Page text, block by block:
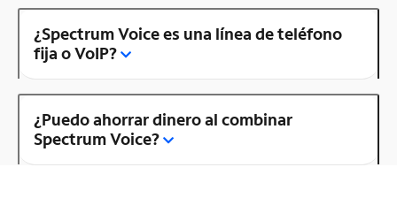
¿Spectrum Voice es una línea de teléfono
fija o VoIP?
¿Puedo ahorrar dinero al combinar
Spectrum Voice?